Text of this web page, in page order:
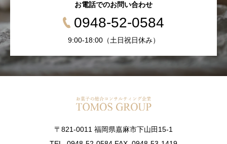
お電話でのお問い合わせ
0948-52-0584
9:00-18:00（土日祝日休み）
〒821-0011 福岡県嘉麻市下山田15-1